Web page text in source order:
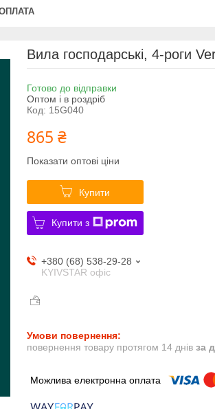
Вила господарські, 4-роги
Готово до відправки
Оптом і в роздріб
Код: 15G040
865 ₴
Показати оптові ціни
Купити
Купити з
+380 (68) 538-29-28
KYIVSTAR офіс
повернення товару протягом 14 днів за